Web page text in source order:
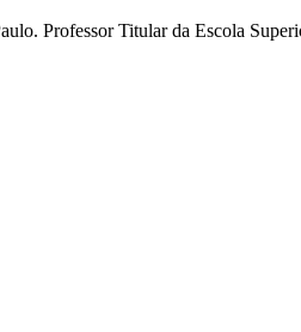
Professor Titular da Escola